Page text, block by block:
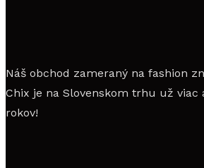
Náš obchod zameraný na fashion
Chix je na Slovenskom trhu už viac
rokov!